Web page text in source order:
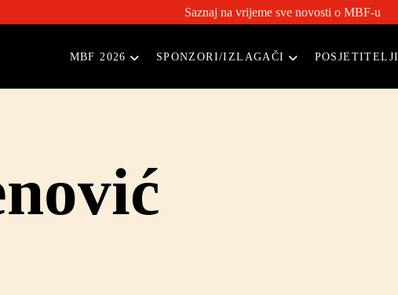
Saznaj na vrijeme sve novosti o MBF-u
MBF 2026 SPONZORI/IZLAGAČI POSJETITELJI